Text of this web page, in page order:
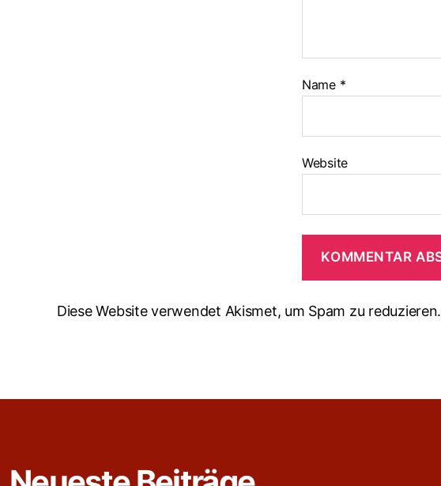
Name *
Website
Diese Website verwendet Akismet, um Spam zu reduzieren.